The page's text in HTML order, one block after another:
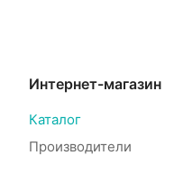
Интернет-магазин
Каталог
Производители